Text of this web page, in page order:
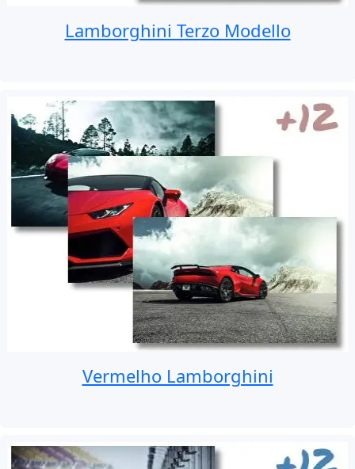
Lamborghini Terzo Modello
Vermelho Lamborghini